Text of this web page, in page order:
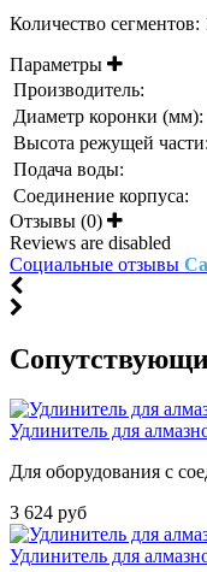
Количество
Параметры
Производитель:
Диаметр коронки (мм):
Высота режущей части:
Подача воды:
Соединение корпуса:
Отзывы (0)
Reviews are disabled
Социальные отзывы
Удлинитель для
Для оборудования с
3 624 руб
Удлинитель для